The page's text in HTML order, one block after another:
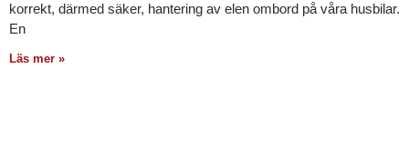
korrekt, därmed säker, hantering av elen ombord på våra husbilar.
En
Läs mer »